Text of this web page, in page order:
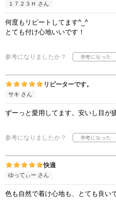
１７２３Ｈ さん
何度もリピートしてます^_^
とても付け心地いいです！
参考になりましたか？
リピーターです。
サキ さん
ずーっと愛用してます。安いし目が
参考になりましたか？
快適
ゆってぃー さん
色も自然で着け心地も、とても良い